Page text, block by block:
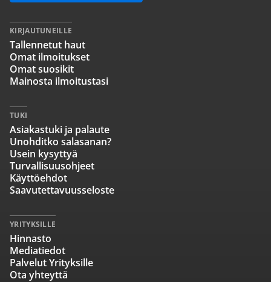
KIRJAUTUNEILLE
Tallennetut haut
Omat ilmoitukset
Omat suosikit
Mainosta ilmoitustasi
TUKI
Asiakastuki ja palaute
Unohditko salasanan?
Usein kysyttyä
Turvallisuusohjeet
Käyttöehdot
Saavutettavuusseloste
YRITYKSILLE
Hinnasto
Mediatiedot
Palvelut Yrityksille
Ota yhteyttä